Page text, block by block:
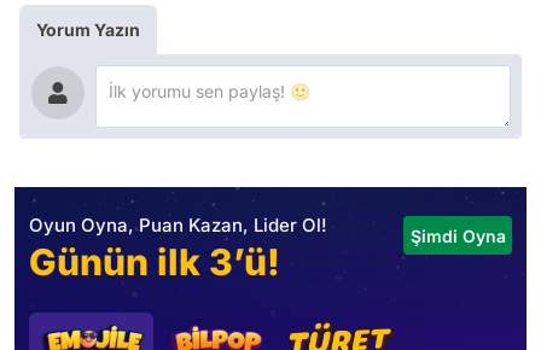
Yorum Yazın
Oyun Oyna, Puan Kazan, Lider Ol!
Günün ilk 3’ü!
Şimdi Oyna